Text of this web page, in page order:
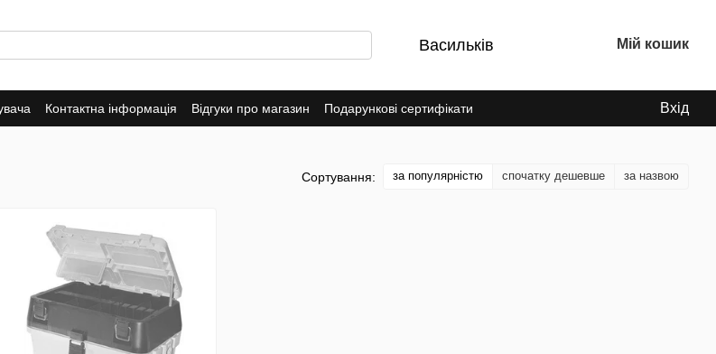
Васильків Мій кошик
Контактна інформація Відгуки про магазин
Подарункові сертифікати
Вхід
Сортування: за популярністю спочатку дешевше за назвою